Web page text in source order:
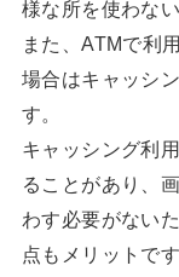
様な所を使わな
また、ATMで利
場合はキャッシ
す。
キャッシング利
ることがあり、
わす必要がない
点もメリットです